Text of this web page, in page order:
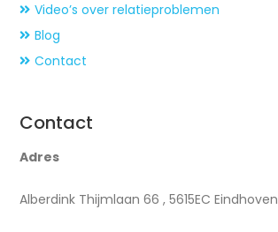
Video’s over relatieproblemen
Blog
Contact
Contact
Adres
Alberdink Thijmlaan 66 , 5615EC Eindhoven